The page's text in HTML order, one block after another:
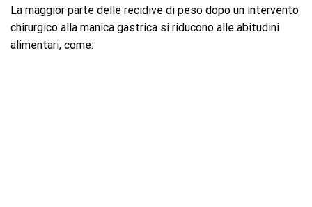
La maggior parte delle recidive di peso dopo un intervento
chirurgico alla manica gastrica si riducono alle abitudini
alimentari, come: